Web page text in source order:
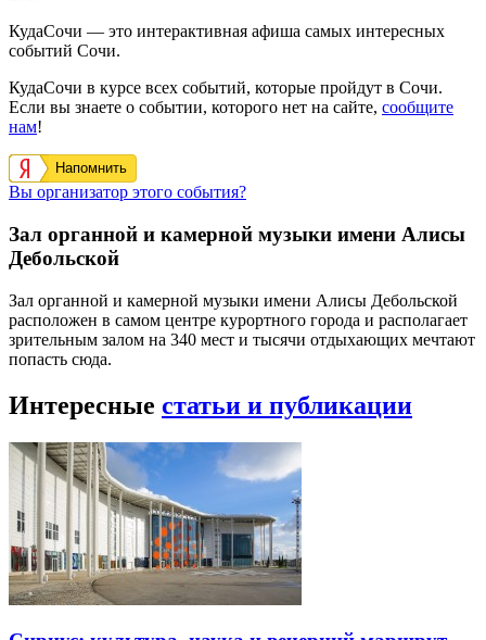
КудаСочи — это интерактивная афиша самых интересных
событий Сочи.
КудаСочи в курсе всех событий, которые пройдут в Сочи.
Если вы знаете о событии, которого нет на сайте, сообщите
нам!
Напомнить
Вы организатор этого события?
Зал органной и камерной музыки имени Алисы
Дебольской
Зал органной и камерной музыки имени Алисы Дебольской
расположен в самом центре курортного города и располагает
зрительным залом на 340 мест и тысячи отдыхающих мечтают
попасть сюда.
Интересные статьи и публикации